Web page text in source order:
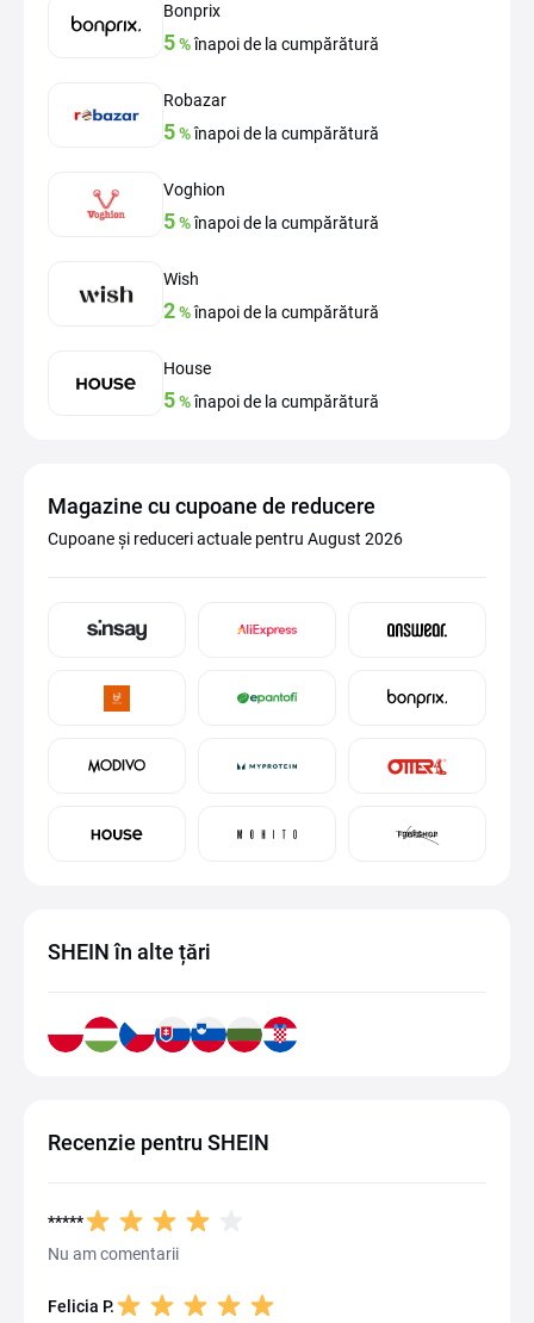
Bonprix
5%înapoi de la cumpărătură
Robazar
5%înapoi de la cumpărătură
Voghion
5%înapoi de la cumpărătură
Wish
2%înapoi de la cumpărătură
House
5%înapoi de la cumpărătură
Magazine cu cupoane de reducere
Cupoane și reduceri actuale pentru August 2026
SHEIN în alte țări
Recenzie pentru SHEIN
*****
Nu am comentarii
Felicia P.